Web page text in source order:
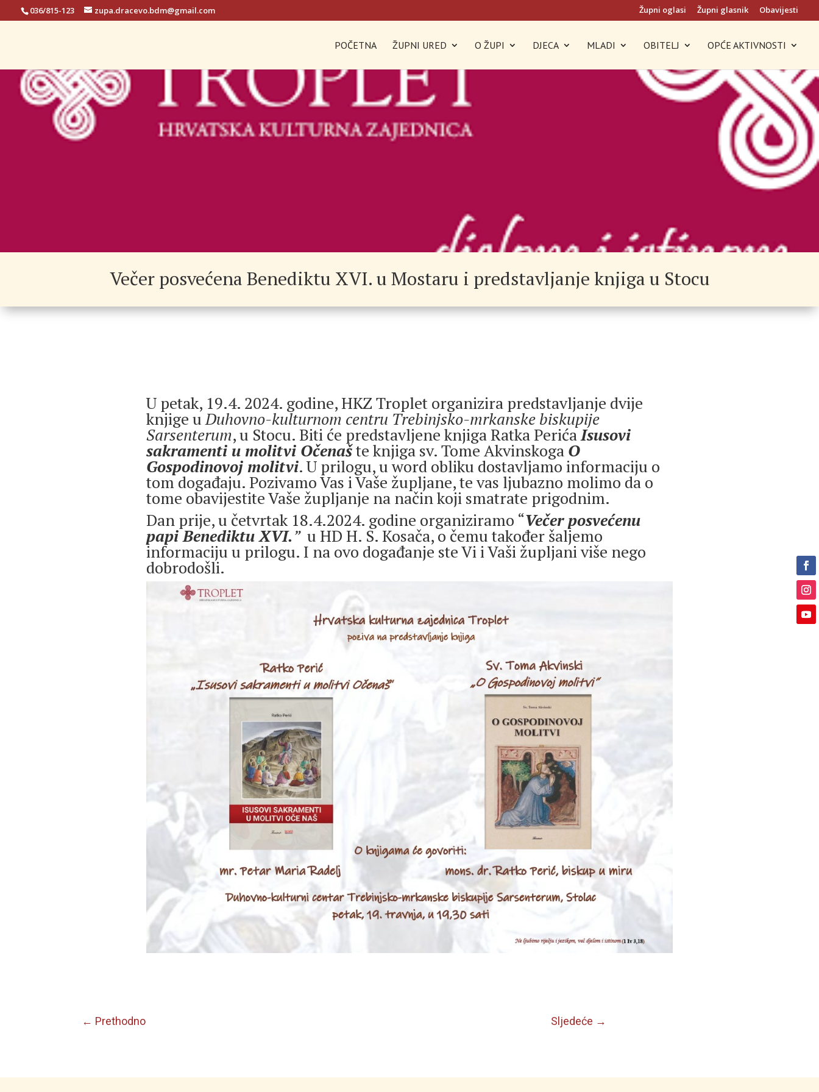
036/815-123 zupa.dracevo.bdm@gmail.com Župni oglasi Župni glasnik Obavijesti
POČETNA ŽUPNI URED O ŽUPI DJECA MLADI OBITELJ OPĆE AKTIVNOSTI
Večer posvećena Benediktu XVI. u Mostaru i predstavljanje knjiga u Stocu
U petak, 19.4. 2024. godine, HKZ Troplet organizira predstavljanje dvije
knjige uDuhovno-kulturnom centru Trebinjsko-mrkanske biskupije
Sarsenterum, u Stocu. Biti će predstavljene knjiga Ratka PerićaIsusovi
sakramenti u molitvi Očenašte knjiga sv. Tome Akvinskoga O
Gospodinovoj molitvi. U prilogu, u word obliku dostavljamo informaciju o
tom događaju. Pozivamo Vas i Vaše župljane, te vas ljubazno molimo da o
tome obavijestite Vaše župljanje na način koji smatrate prigodnim.
Dan prije, u četvrtak 18.4.2024. godine organiziramo “Večer posvećenu
papi Benediktu XVI.” u HD H. S. Kosača, o čemu također šaljemo
informaciju u prilogu. I na ovo događanje ste Vi i Vaši župljani više nego
dobrodošli.
← Prethodno Sljedeće →